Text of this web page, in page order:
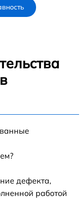
дефекта,
работой